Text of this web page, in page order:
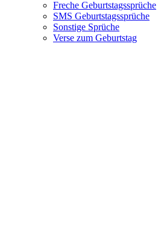
Freche Geburtstagssprüche
SMS Geburtstagssprüche
Sonstige Sprüche
Verse zum Geburtstag